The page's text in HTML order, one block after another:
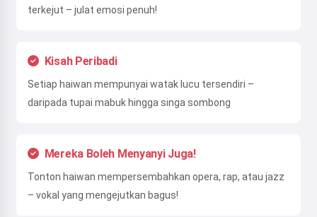
terkejut – julat emosi penuh!
Kisah Peribadi
Setiap haiwan mempunyai watak lucu tersendiri –
daripada tupai mabuk hingga singa sombong
Mereka Boleh Menyanyi Juga!
Tonton haiwan mempersembahkan opera, rap, atau jazz
– vokal yang mengejutkan bagus!